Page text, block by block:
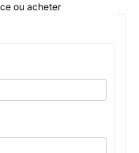
ou acheter